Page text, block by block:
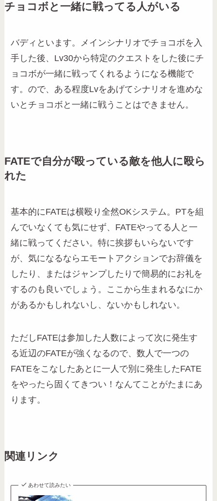
チョコボと一緒に戦ってる人がいる
バディといます。メインシナリオでチョコボを入
手した後、Lv30から特定のクエストをした後にチ
ョコボが一緒に戦ってくれるようになる機能で
す。ので、ある程度Lvをあげてシナリオを進めな
いとチョコボと一緒に戦うことはできません。
FATEで自分が殴っている敵を他人に殴ら
れた
基本的にFATEは横殴り全然OKシステム。PTを組
んでいなくても気にせず、FATEやってる人と一
緒に戦ってください。特に挨拶もいらないです
が、気になるならエモートアクションでお辞儀を
したり、またはジャンプしたりで簡易的にお礼を
するのも良いでしょう。ここから生まれるなにか
があるかもしれないし、ないかもしれない。
ただしFATEは参加した人数によって次に発生す
る近辺のFATEが強くなるので、数人で一つの
FATEをこなしたあとに一人で別に発生したFATE
をやったら固くてきつい！なんてことがたまにあ
ります。
関連リンク
あわせて読みたい